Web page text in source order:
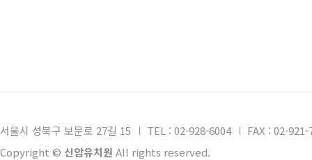
서울시 성북구 보문로 27길 15 TEL : 02-928-6004
FAX : 02-921-
Copyright © 신암유치원 All rights reserved.